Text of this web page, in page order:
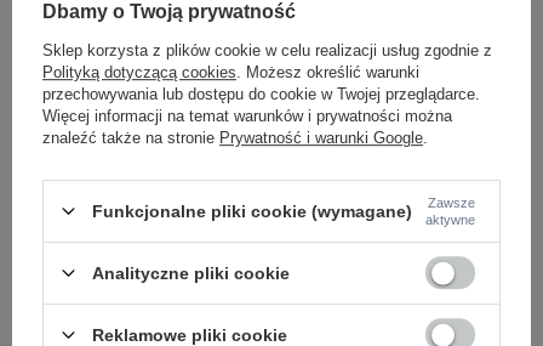
CZARNY Candellux 31-69764
239,99 zł
barwą światła
Maytoni
1 326,00 zł
Dbamy o Twoją prywatność
Sklep korzysta z plików cookie w celu realizacji usług zgodnie z
Polityką dotyczącą cookies . Możesz określić warunki
przechowywania lub dostępu do cookie w Twojej przeglądarce.
Więcej informacji na temat warunków i prywatności można
znaleźć także na stronie Prywatność i warunki Google
Funkcjonalne pliki cookie (wymagane)
Zawsze
aktywne
Analityczne pliki cookie
Reklamowe pliki cookie